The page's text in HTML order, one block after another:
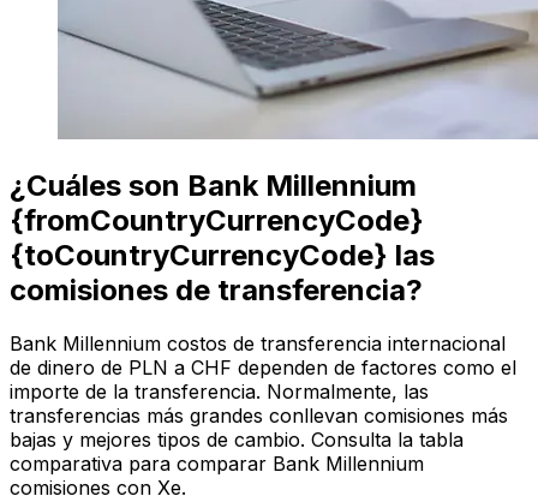
¿Cuáles son Bank Millennium
{fromCountryCurrencyCode}
{toCountryCurrencyCode} las
comisiones de transferencia?
Bank Millennium costos de transferencia internacional
de dinero de PLN a CHF dependen de factores como el
importe de la transferencia. Normalmente, las
transferencias más grandes conllevan comisiones más
bajas y mejores tipos de cambio. Consulta la tabla
comparativa para comparar Bank Millennium
comisiones con Xe.